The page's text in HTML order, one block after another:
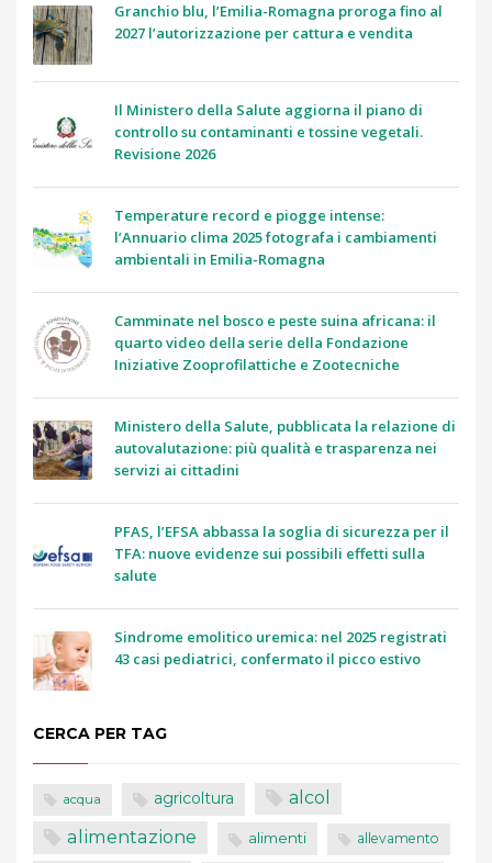
Granchio blu, l’Emilia-Romagna proroga fino al
2027 l’autorizzazione per cattura e vendita
Il Ministero della Salute aggiorna il piano di
controllo su contaminanti e tossine vegetali.
Revisione 2026
Temperature record e piogge intense:
l’Annuario clima 2025 fotografa i cambiamenti
ambientali in Emilia-Romagna
Camminate nel bosco e peste suina africana: il
quarto video della serie della Fondazione
Iniziative Zooprofilattiche e Zootecniche
Ministero della Salute, pubblicata la relazione di
autovalutazione: più qualità e trasparenza nei
servizi ai cittadini
PFAS, l’EFSA abbassa la soglia di sicurezza per il
TFA: nuove evidenze sui possibili effetti sulla
salute
Sindrome emolitico uremica: nel 2025 registrati
43 casi pediatrici, confermato il picco estivo
CERCA PER TAG
acqua agricoltura alcol
alimentazione alimenti allevamento